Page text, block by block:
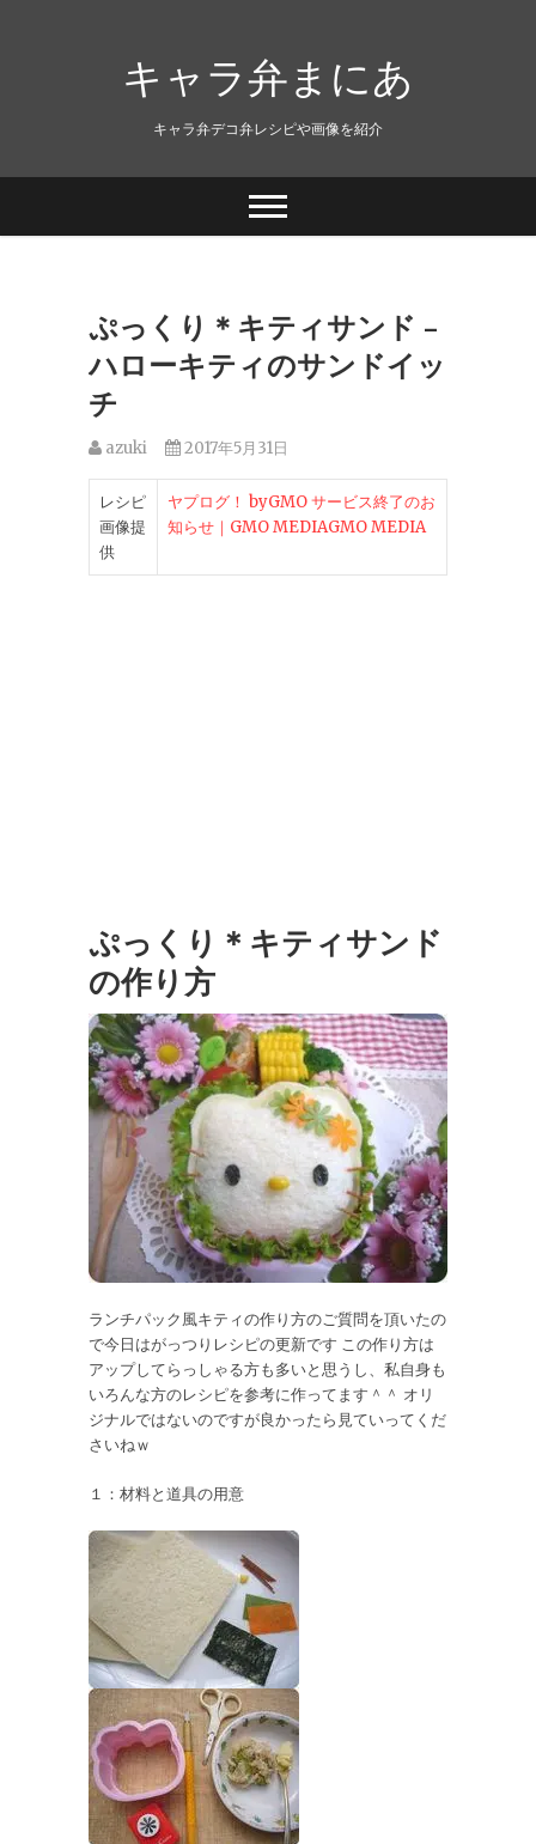
キャラ弁まにあ
キャラ弁デコ弁レシピや画像を紹介
ぷっくり＊キティサンド –
ハローキティのサンドイッ
チ
azuki 2017年5月31日
レシピ
画像提
供
ヤプログ！ byGMO サービス終了のお
知らせ｜GMO MEDIAGMO MEDIA
ぷっくり＊キティサンド
の作り方
ランチパック風キティの作り方のご質問を頂いたの
で今日はがっつりレシピの更新です この作り方は
アップしてらっしゃる方も多いと思うし、私自身も
いろんな方のレシピを参考に作ってます＾＾ オリ
ジナルではないのですが良かったら見ていってくだ
さいねｗ
１：材料と道具の用意